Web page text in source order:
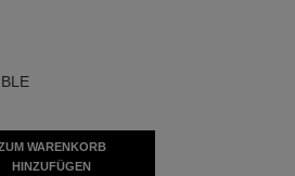
WARENKORB
HINZUFÜGEN